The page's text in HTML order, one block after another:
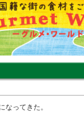
なってきた。